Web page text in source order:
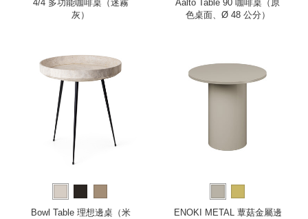
4/4 多功能咖啡桌（迷霧
灰）
Aalto Table 90 咖啡桌（原
色桌面、Ø 48 公分）
Bowl Table 理想邊桌（米
ENOKI METAL 蕈菇金屬邊